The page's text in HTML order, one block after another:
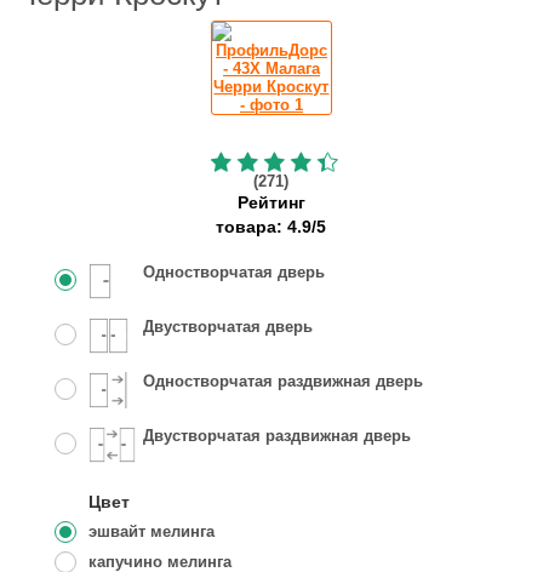
(271)
Рейтинг
товара:4.9/5
Одностворчатая дверь
Двустворчатая дверь
Одностворчатая раздвижная дверь
Двустворчатая раздвижная дверь
Цвет
эшвайт мелинга
капучино мелинга